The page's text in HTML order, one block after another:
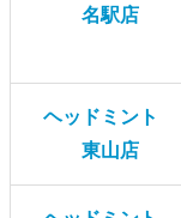
名駅店
ヘッドミント
東山店